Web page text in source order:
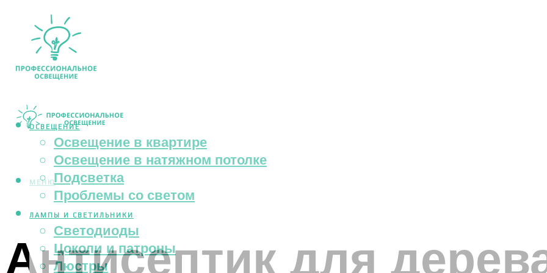
ОСВЕЩЕНИЕ
Освещение в квартире
Освещение в натяжном потолке
Подсветка
Проблемы со светом
ЛАМПЫ И СВЕТИЛЬНИКИ
Светодиоды
Цоколи и патроны
Люстры
МЕНЮ
Антисептик для